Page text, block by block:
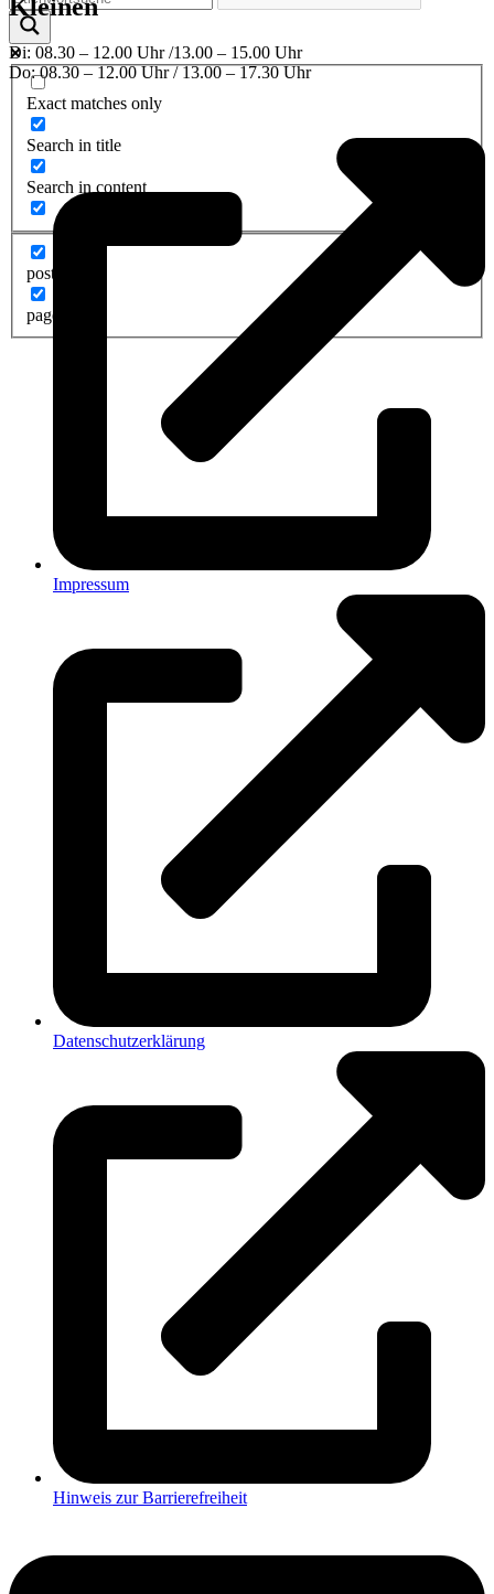
Exact matches only
Search in title
Search in content
post
page
Kleinen
Di: 08.30 – 12.00 Uhr /13.00 – 15.00 Uhr
Do: 08.30 – 12.00 Uhr / 13.00 – 17.30 Uhr
Impressum
Datenschutzerklärung
Hinweis zur Barrierefreiheit